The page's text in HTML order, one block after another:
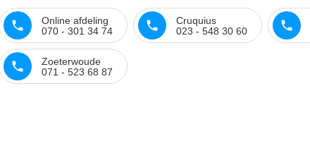
Online afdeling
070 - 301 34 74
Cruquius
023 - 548 30 60
Zoeterwoude
071 - 523 68 87